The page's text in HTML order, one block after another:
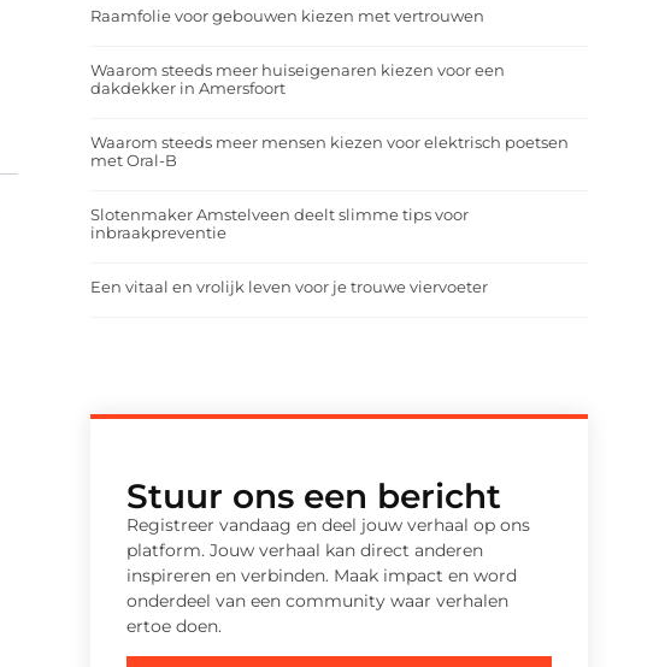
Raamfolie voor gebouwen kiezen met vertrouwen
Waarom steeds meer huiseigenaren kiezen voor een
dakdekker in Amersfoort
Waarom steeds meer mensen kiezen voor elektrisch poetsen
met Oral-B
Slotenmaker Amstelveen deelt slimme tips voor
inbraakpreventie
Een vitaal en vrolijk leven voor je trouwe viervoeter
Stuur ons een bericht
Registreer vandaag en deel jouw verhaal op ons
platform. Jouw verhaal kan direct anderen
inspireren en verbinden. Maak impact en word
onderdeel van een community waar verhalen
ertoe doen.